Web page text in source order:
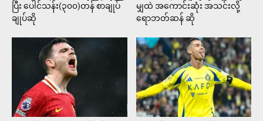
ပြီး ပေါင်သန်း(၃၀၀)တန် စာချုပ်
ချုပ်ဆို
မျှထဲ အကောင်းဆုံး အသင်းလို့
ရောဘတ်ဆန် ဆို